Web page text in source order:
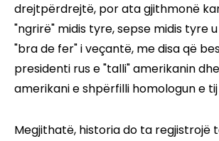
drejtpërdrejtë, por ata gjithmonë
"ngrirë" midis tyre, sepse midis tyre
"bra de fer" i veçantë, me disa që
presidenti rus e "talli" amerikanin
amerikani e shpërfilli homologun e tij
Megjithatë, historia do ta regjistrojë